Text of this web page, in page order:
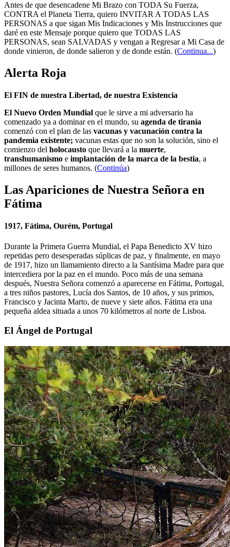
Antes de que desencadene Mi Brazo con TODA Su Fuerza,
CONTRA el Planeta Tierra, quiero INVITAR A TODAS LAS
PERSONAS a que sigan Mis Indicaciones y Mis Instrucciones que
daré en este Mensaje porque quiero que TODAS LAS
PERSONAS, sean SALVADAS y vengan a Regresar a Mi Casa de
donde vinieron, de donde salieron y de donde están. (Continua...)
Alerta Roja
El FIN de nuestra Libertad, de nuestra Existencia
El Nuevo Orden Mundial que le sirve a mi adversario ha
comenzado ya a dominar en el mundo, su agenda de tiranía
comenzó con el plan de las vacunas y vacunación contra la
pandemia existente; vacunas estas que no son la solución, sino el
comienzo del holocausto que llevará a la muerte,
transhumanismo e implantación de la marca de la bestia, a
millones de seres humanos. (Continúa)
Las Apariciones de Nuestra Señora en
Fátima
1917, Fátima, Ourém, Portugal
Durante la Primera Guerra Mundial, el Papa Benedicto XV hizo
repetidas pero desesperadas súplicas de paz, y finalmente, en mayo
de 1917, hizo un llamamiento directo a la Santísima Madre para que
intercediera por la paz en el mundo. Poco más de una semana
después, Nuestra Señora comenzó a aparecerse en Fátima, Portugal,
a tres niños pastores, Lucía dos Santos, de 10 años, y sus primos,
Francisco y Jacinta Marto, de nueve y siete años. Fátima era una
pequeña aldea situada a unos 70 kilómetros al norte de Lisboa.
El Ángel de Portugal